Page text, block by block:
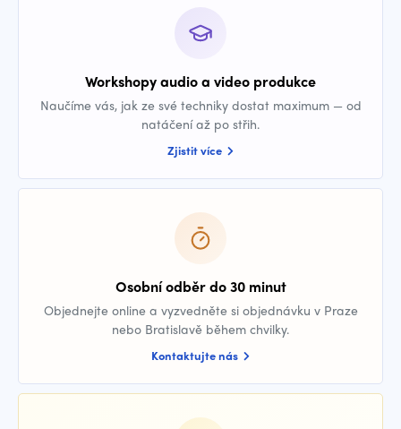
Workshopy audio a video produkce
Naučíme vás, jak ze své techniky dostat maximum — od
natáčení až po střih.
Zjistit více
Osobní odběr do 30 minut
Objednejte online a vyzvedněte si objednávku v Praze
nebo Bratislavě během chvilky.
Kontaktujte nás